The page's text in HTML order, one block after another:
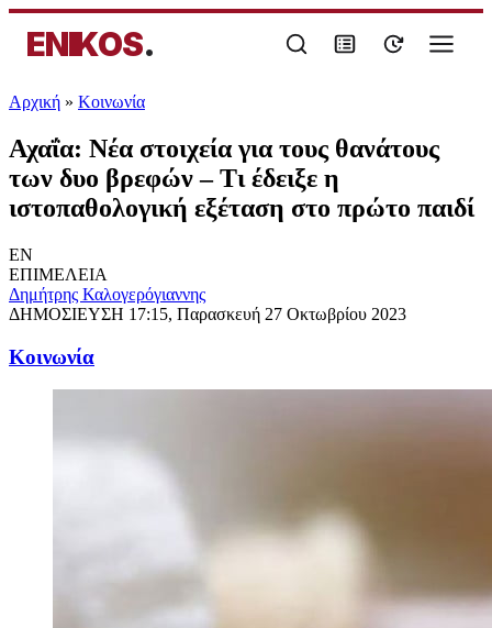
ENIKOS.
Αρχική » Κοινωνία
Αχαΐα: Νέα στοιχεία για τους θανάτους
των δυο βρεφών – Τι έδειξε η
ιστοπαθολογική εξέταση στο πρώτο παιδί
EN
ΕΠΙΜΕΛΕΙΑ
Δημήτρης Καλογερόγιαννης
ΔΗΜΟΣΙΕΥΣΗ 17:15, Παρασκευή 27 Οκτωβρίου 2023
Κοινωνία